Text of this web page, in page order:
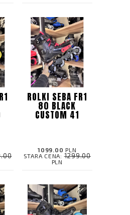
ROLKI SEBA FR1
80 BLACK
CUSTOM 41
1099.00 PLN
STARA CENA:1299.00
PLN